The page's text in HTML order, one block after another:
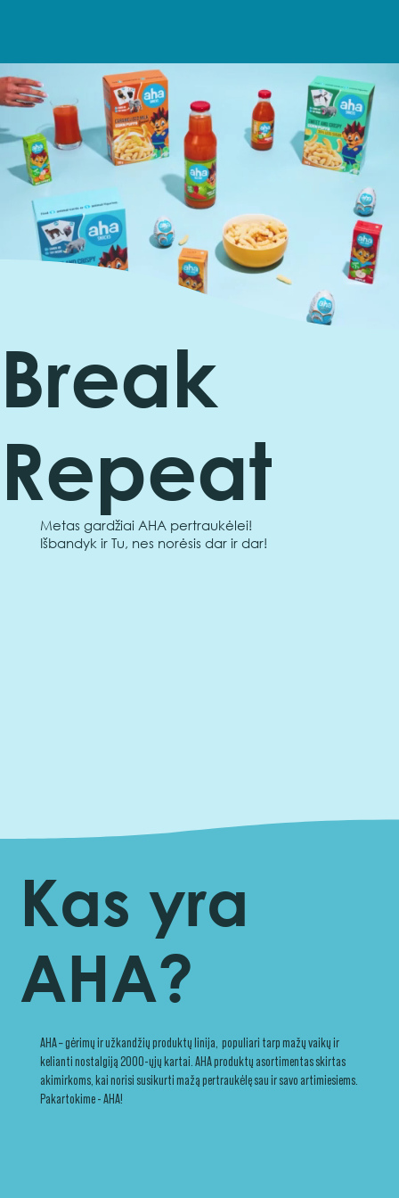
Break
Repeat
Metas gardžiai AHA pertraukėlei!
Išbandyk ir Tu, nes norėsis dar ir dar!
AHA – gėrimų ir užkandžių produktų linija, populiari tarp mažų vaikų ir
kelianti nostalgiją 2000-ųjų kartai. AHA produktų asortimentas skirtas
akimirkoms, kai norisi susikurti mažą pertraukėlę sau ir savo artimiesiems.
Pakartokime - AHA!
Kas yra
AHA?